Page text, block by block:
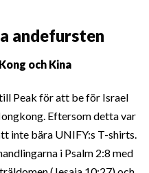
andefursten
och Kina
Peak för att be för Israel
Eftersom detta var
inte bära UNIFY:s T-shirts.
i Psalm 2:8 med